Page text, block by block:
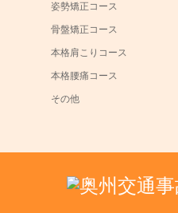
姿勢矯正コース
骨盤矯正コース
本格肩こりコース
本格腰痛コース
その他